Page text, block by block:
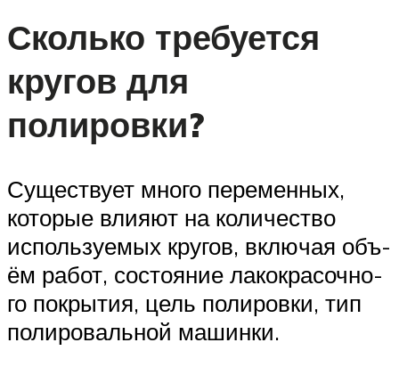
Сколько требуется
кругов для
полировки?
Суще­ству­ет мно­го пере­мен­ных,
кото­рые вли­я­ют на коли­че­ство
исполь­зу­е­мых кру­гов, вклю­чая объ­
ём работ, состо­я­ние лако­кра­соч­но­
го покры­тия, цель поли­ров­ки, тип
поли­ро­валь­ной машинки.